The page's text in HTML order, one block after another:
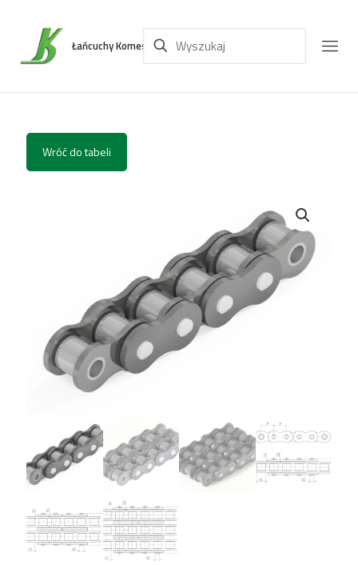
Łańcuchy Komes
Wróć do tabeli